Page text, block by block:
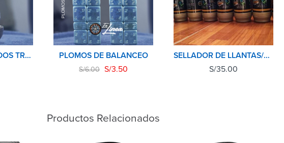
PITONES CROMADOS TR413C AUTO-CAMIONETA
PLOMOS DE BALANCEO
S/6.00 S/3.50
SELLADOR DE LLANTAS/ANTIPINCHASO 500ML CUBULL
S/35.00
Productos Relacionados